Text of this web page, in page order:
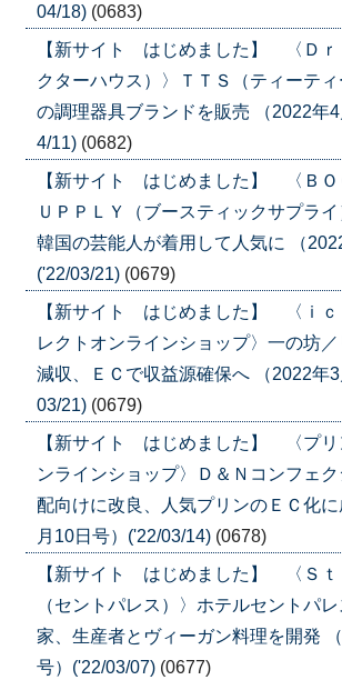
04/18) (0683)
【新サイト はじめました】 〈Ｄｒ
クターハウス）〉ＴＴＳ（ティーテ
の調理器具ブランドを販売 （2022年
4/11) (0682)
【新サイト はじめました】 〈Ｂ
ＵＰＰＬＹ（ブースティックサプラ
韓国の芸能人が着用して人気に （
('22/03/21) (0679)
【新サイト はじめました】 〈ｉｃ
レクトオンラインショップ〉一の坊
減収、ＥＣで収益源確保へ （2022年
03/21) (0679)
【新サイト はじめました】 〈プ
ンラインショップ〉Ｄ＆Ｎコンフェ
配向けに改良、人気プリンのＥＣ化
月10日号）('22/03/14) (0678)
【新サイト はじめました】 〈Ｓｔ
（セントパレス）〉ホテルセントパ
家、生産者とヴィーガン料理を開発
号）('22/03/07) (0677)